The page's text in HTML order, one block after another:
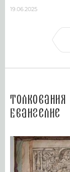
19.06.2025
Толкования
Евангелие